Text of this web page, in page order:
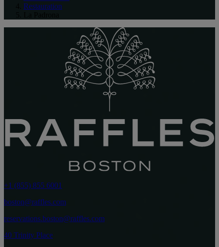
Restauration
+1 (855) 855 6001
boston@raffles.com
reservations.boston@raffles.com
40 Trinity Place